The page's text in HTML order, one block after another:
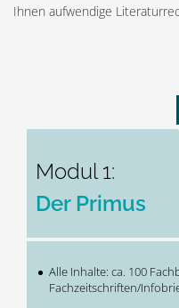
Ihnen aufwendige
Modul 1:
Der Primus
Alle Inhalte: ca. 100
Fachzeitschriften/